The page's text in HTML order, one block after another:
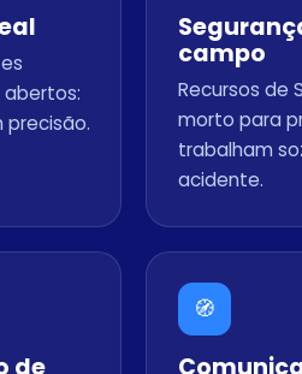
abertos:
campo
Recursos de
morto para
trabalham
acidente.
de
🧭